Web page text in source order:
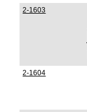
2-1603
2-1604